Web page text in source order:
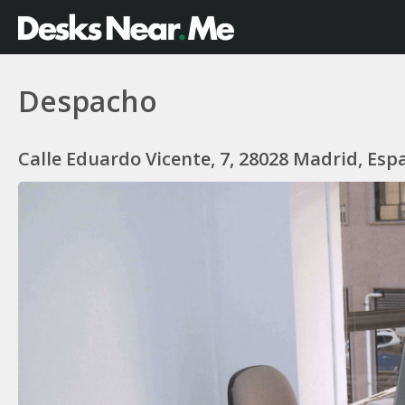
Despacho
Calle Eduardo Vicente, 7, 28028 Madrid,